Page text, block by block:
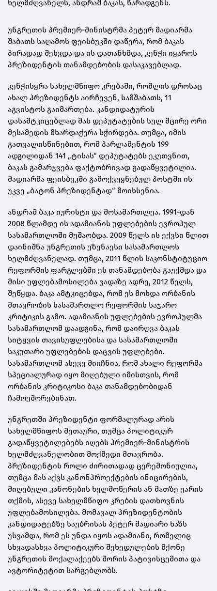
ხელმძღვანელს, ანდრაშ ბაკას, წარადგენს.
უნგრეთის პრემიერ-მინისტრმა პეტერ მადიარმა
შაბათს საღამოს ფეისბუკში დაწერა, რომ ბაკას
პირადად შეხვდა და ის დათანხმდა, კენჭი იყაროს
პრეზიდენტის თანამდებობის დასაკავებლად.
კენჭისყრა სახელმწიფო კრებაში, რომლის დროსაც
ახალ პრეზიდენტს აირჩევენ, სამშაბათს, 11
აგვისტოს გაიმართება. კანდიდატურის
დასამტკიცებლად მას დეპუტატების სულ მცირე ორი
მესამედის მხარდაჭერა სჭირდება. თუმცა, იმის
გათვალისწინებით, რომ პარლამენტის 199
ადგილიდან 141 „ტისას“ დეპუტატებს ეკუთვნით,
ბაკას გამარჯვება ფაქტობრივად გადაწყვეტილია.
მადიარმა ფეისბუკში გამოქვეყნებულ პოსტში ის
უკვე „ბატონ პრეზიდენტად“ მოიხსენია.
ანდრაშ ბაკა იურისტი და მოსამართლეა. 1991-დან
2008 წლამდე ის ადამიანის უფლებების ევროპულ
სასამართლოში მუშაობდა. 2009 წელს ის ექვსი წლით
დაინიშნა უნგრეთის უზენაესი სასამართლოს
ხელმძღვანელად. თუმცა, 2011 წლის საკონსტიტუციო
რეფორმის ფარგლებში ეს თანამდებობა გაუქმდა და
მისი უფლებამოსილება ვადაზე ადრე, 2012 წელს,
შეწყდა. ბაკა ამტკიცებდა, რომ ეს მოხდა ორბანის
მთავრობის სასამართლო რეფორმის საჯარო
კრიტიკის გამო. ადამიანის უფლებების ევროპულმა
სასამართლომ დაადგინა, რომ დაირღვა ბაკას
სიტყვის თავისუფლებისა და სასამართლოში
საკუთარი უფლებების დაცვის უფლებები.
სასამართლომ ასევე მიიჩნია, რომ ახალი რეფორმა
სპეციალურად იყო მიღებული იმისთვის, რომ
ორბანის კრიტიკოსი ბაკა თანამდებობიდან
ჩამოეშორებინათ.
უნგრეთში პრეზიდენტი ფორმალურად არის
სახელმწიფოს მეთაური, თუმცა პოლიტიკურ
გადაწყვეტილებებს იღებს პრემიერ-მინისტრის
ხელმძღვანელობით მოქმედი მთავრობა.
პრეზიდენტის როლი ძირითადად ცერემონიულია,
თუმცა მას აქვს კანონპროექტების ინიცირების,
მიღებული კანონების ხელმოწერის ან მათზე უარის
თქმის, ასევე სახელმწიფო კრების დათხოვნის
უფლებამოსილება. მომავალ პრეზიდენტობის
კანდიდატებზე საუბრისას პეტერ მადიარი ხაზს
უსვამდა, რომ ეს უნდა იყოს ადამიანი, რომელიც
სხვადასხვა პოლიტიკური შეხედულების მქონე
უნგრეთის მოქალაქეებს შორის პატივისცემითა და
ავტორიტეტით სარგებლობს.